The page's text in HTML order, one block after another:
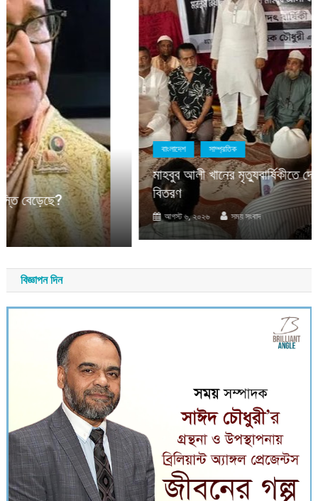
বাংলাদেশ সাম্প্রতিক
মাহবুব আলী খানের মৃত্যুবার্ষিকীতে দোয়া মাহফিল ও শিরনি
বিতরণ
আগস্ট ৬, ২০২৬ সময় সংবাদ
বিজ্ঞাপন দিন